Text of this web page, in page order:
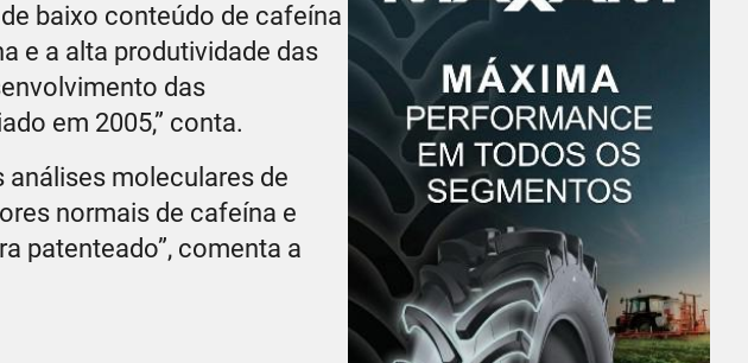
baixo conteúdo de cafeína
e a alta produtividade das
das
em 2005,” conta.
análises moleculares de
normais de cafeína e
patenteado”, comenta a